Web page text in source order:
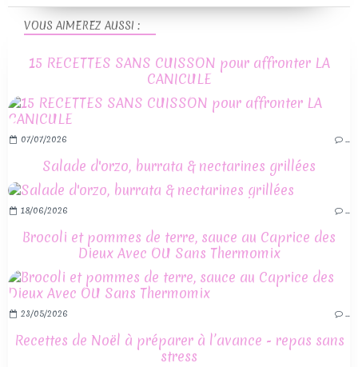
VOUS AIMEREZ AUSSI :
15 RECETTES SANS CUISSON pour affronter LA
CANICULE
07/07/2026 …
Salade d'orzo, burrata & nectarines grillées
18/06/2026 …
Brocoli et pommes de terre, sauce au Caprice des
Dieux Avec OU Sans Thermomix
23/05/2026 …
Recettes de Noël à préparer à l’avance - repas sans
stress